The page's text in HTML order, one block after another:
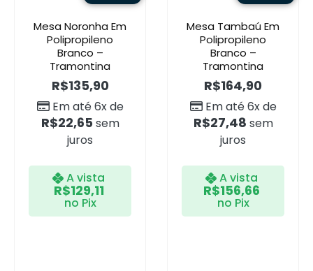
Mesa Noronha Em
Polipropileno
Branco –
Tramontina
R$135,90
Em até 6x de
R$22,65 sem
juros
A vista
R$129,11
no Pix
Mesa Tambaú Em
Polipropileno
Branco –
Tramontina
R$164,90
Em até 6x de
R$27,48 sem
juros
A vista
R$156,66
no Pix